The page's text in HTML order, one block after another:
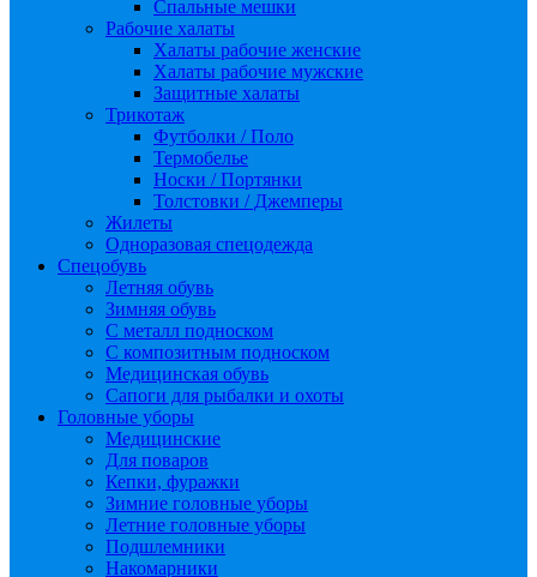
Спальные мешки
Рабочие халаты
Халаты рабочие женские
Халаты рабочие мужские
Защитные халаты
Трикотаж
Футболки / Поло
Термобелье
Носки / Портянки
Толстовки / Джемперы
Жилеты
Одноразовая спецодежда
Спецобувь
Летняя обувь
Зимняя обувь
С металл подноском
С композитным подноском
Медицинская обувь
Сапоги для рыбалки и охоты
Головные уборы
Медицинские
Для поваров
Кепки, фуражки
Зимние головные уборы
Летние головные уборы
Подшлемники
Накомарники